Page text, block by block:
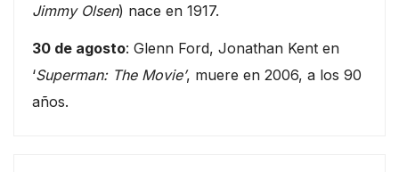
Jimmy Olsen) nace en 1917.
30 de agosto: Glenn Ford, Jonathan Kent en
‘Superman: The Movie’, muere en 2006, a los 90
años.